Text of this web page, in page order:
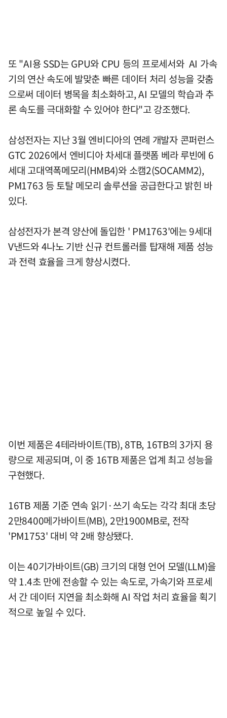
또 "AI용 SSD는 GPU와 CPU 등의 프로세서와 AI 가속
기의 연산 속도에 발맞춘 빠른 데이터 처리 성능을 갖춤
으로써 데이터 병목을 최소화하고, AI 모델의 학습과 추
론 속도를 극대화할 수 있어야 한다"고 강조했다.
삼성전자는 지난 3월 엔비디아의 연례 개발자 콘퍼런스
GTC 2026에서 엔비디아 차세대 플랫폼 베라 루빈에 6
세대 고대역폭메모리(HMB4)와 소캠2(SOCAMM2),
PM1763 등 토탈 메모리 솔루션을 공급한다고 밝힌 바
있다.
삼성전자가 본격 양산에 돌입한 ' PM1763'에는 9세대
V낸드와 4나노 기반 신규 컨트롤러를 탑재해 제품 성능
과 전력 효율을 크게 향상시켰다.
이번 제품은 4테라바이트(TB), 8TB, 16TB의 3가지 용
량으로 제공되며, 이 중 16TB 제품은 업계 최고 성능을
구현했다.
16TB 제품 기준 연속 읽기·쓰기 속도는 각각 최대 초당
2만8400메가바이트(MB), 2만1900MB로, 전작
'PM1753' 대비 약 2배 향상됐다.
이는 40기가바이트(GB) 크기의 대형 언어 모델(LLM)을
약 1.4초 만에 전송할 수 있는 속도로, 가속기와 프로세
서 간 데이터 지연을 최소화해 AI 작업 처리 효율을 획기
적으로 높일 수 있다.